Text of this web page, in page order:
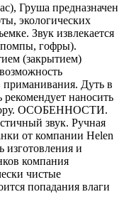
Груша предназначен
экологических
Звук извлекается
гофры).
(закрытием)
приманивания. Дуть в
наносить
ОСОБЕННОСТИ.
звук. Ручная
от компании Helen
изготовления и
компания
чистые
попадания влаги